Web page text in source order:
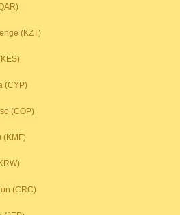
(KZT)
(CYP)
(COP)
(KMF)
(CRC)